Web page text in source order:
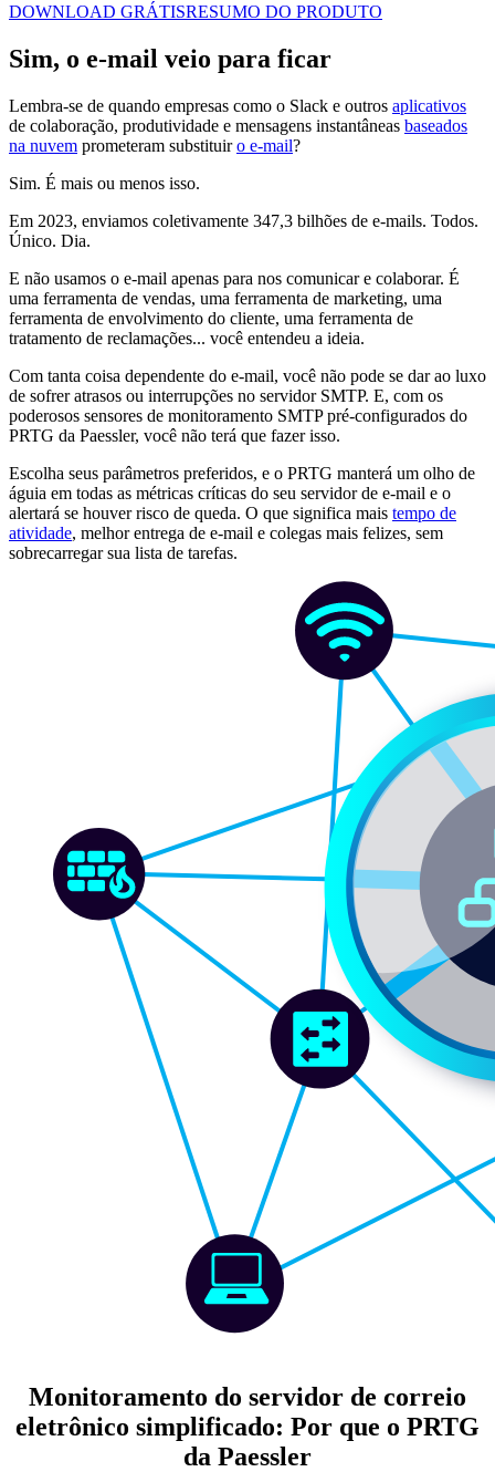
DOWNLOAD GRÁTISRESUMO DO PRODUTO
Sim, o e-mail veio para ficar
Lembra-se de quando empresas como o Slack e outros aplicativos
de colaboração, produtividade e mensagens instantâneas baseados
na nuvem prometeram substituiro e-mail?
Sim. É mais ou menos isso.
Em 2023, enviamos coletivamente 347,3 bilhões de e-mails. Todos.
Único. Dia.
E não usamos o e-mail apenas para nos comunicar e colaborar. É
uma ferramenta de vendas, uma ferramenta de marketing, uma
ferramenta de envolvimento do cliente, uma ferramenta de
tratamento de reclamações... você entendeu a ideia.
Com tanta coisa dependente do e-mail, você não pode se dar ao luxo
de sofrer atrasos ou interrupções no servidor SMTP. E, com os
poderosos sensores de monitoramento SMTP pré-configurados do
PRTG da Paessler, você não terá que fazer isso.
Escolha seus parâmetros preferidos, e o PRTG manterá um olho de
águia em todas as métricas críticas do seu servidor de e-mail e o
alertará se houver risco de queda. O que significa mais tempo de
atividade, melhor entrega de e-mail e colegas mais felizes, sem
sobrecarregar sua lista de tarefas.
Monitoramento do servidor de correio
eletrônico simplificado: Por que o PRTG
da Paessler